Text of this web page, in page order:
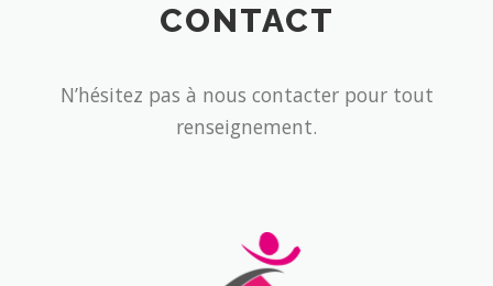
CONTACT
N’hésitez pas à nous contacter pour tout
renseignement.